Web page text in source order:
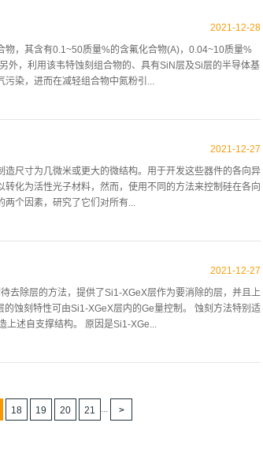
85 ℃的NH4OH : H202 : H20(1 : 1 : 5)溶液和HC1 :用H202 :
下的蚀刻速度变化，蚀刻深度以@-step测量，通过SEM观
1 : 75 HF电解质和3.5 V的电压引起光电化学反应，形成多
面能量和大量的Si成分，多孔SiC在低于原来的SiC晶片的
，其含有0.1~50质量%的含氟化合物(A)，0.04~10质量%
外，利用该韦特蚀刻组合物的、具有SiN层及Si层的半导体基
染，进而在减轻组合物中氮粉引...
点的晶面朝向不同的方向，所以在裸露着难以蚀刻的一面的
SiN的去除选择性高的韦特蚀刻。在实施例和比较例中使用
，Low Pressure CVD法将SiN膜成膜到厚度为500的Si基板
合物表4所载温度下Si膜及SiN膜的蚀刻速率,结果显示在表4
2021-12-28
尺寸为几微米或更大的微结构。用于开发这些器件的各向异
化为活性光子材料，然而，使用不同的方法来控制硅在各向
两个因素，研究了它们对所有...
浓度的降低而稳定增加大约2-5wt%，随着温度的降低，蚀
率,由于表面粗糙度可变，这样的实验尚不令人满意。调节
的两个结果是调节TMAH的各向异性和改善表面粗糙度，特
，表明不仅氢氧根离子，而且阳离子都对各向异性腐蚀机理
2021-12-27
去除层的方法，提供了Si1-XGeX层作为要消除的层，并且上
蚀刻特性可由Si1-XGeX层内的Ge量控制。 蚀刻方法特别适
上述自支撑结构。 原因是Si1-XGe...
将要暴露的传感器结构可取地通过DE 42 41 045 C1号所述
上述蚀刻时氧化物在传感器区域下部典型地由含氟化氢酸介
2021-12-27
18 19 20 21 ...